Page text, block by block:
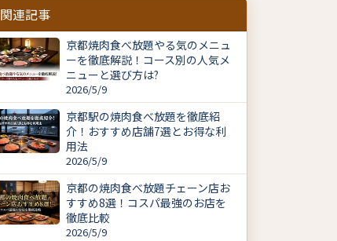
関連記事
京都焼肉食べ放題やる気のメニュ
ーを徹底解説！コース別の人気メ
ニューと選び方は?
2026/5/9
京都駅の焼肉食べ放題を徹底紹
介！おすすめ店舗7選とお得な利
用法
2026/5/9
京都の焼肉食べ放題チェーン店お
すすめ8選！コスパ最強のお店を
徹底比較
2026/5/9